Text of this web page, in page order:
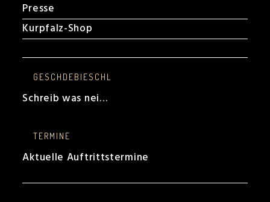
Presse
Kurpfalz-Shop
GESCHDEBIESCHL
Schreib was nei…
TERMINE
Aktuelle Auftrittstermine